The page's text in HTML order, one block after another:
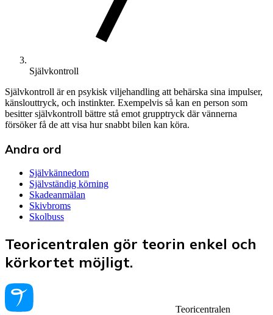
Självkontroll
Självkontroll är en psykisk viljehandling att behärska sina impulser,
känslouttryck, och instinkter. Exempelvis så kan en person som
besitter självkontroll bättre stå emot grupptryck där vännerna
försöker få de att visa hur snabbt bilen kan köra.
Andra ord
Självkännedom
Självständig körning
Skadeanmälan
Skivbroms
Skolbuss
Teoricentralen gör teorin enkel och
körkortet möjligt.
Teoricentralen